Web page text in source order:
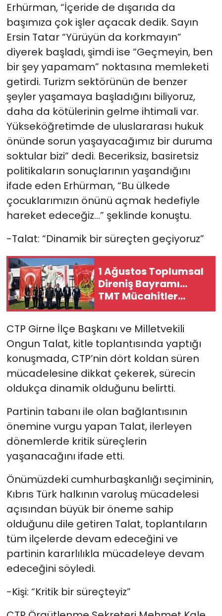
Erhürman, “İçeride de dışarıda da
başımıza çok işler açacak dedik. Sayın
Ersin Tatar “Yürüyün da korkmayın”
diyerek başladı, şimdi ise “Geçmeyin, ben
bir şey yapamam” noktasına memleketi
getirdi. Turizm sektörünün de benzer
şeyler yaşamaya başladığını biliyoruz,
daha da kötülerinin gelme ihtimali var.
Yükseköğretimde de uluslararası hukuk
önünde sorun yaşayacağımız bir duruma
soktular bizi” dedi. Beceriksiz, basiretsiz
politikaların sonuçlarının yaşandığını
ifade eden Erhürman, “Bu ülkede
çocuklarımızın önünü açmak hedefiyle
hareket edeceğiz…” şeklinde konuştu.
-Talat: “Dinamik bir süreçten geçiyoruz”
1 Ağustos Toplumsal
Direniş Bayramı...
TMT Mücahitler
Derneği’nde tören
CTP Girne İlçe Başkanı ve Milletvekili
Ongun Talat, kitle toplantısında yaptığı
konuşmada, CTP’nin dört koldan süren
mücadelesine dikkat çekerek, sürecin
oldukça dinamik olduğunu belirtti.
Partinin tabanı ile olan bağlantısının
önemine vurgu yapan Talat, ilerleyen
dönemlerde kritik süreçlerin
yaşanacağını ifade etti.
Önümüzdeki cumhurbaşkanlığı seçiminin,
Kıbrıs Türk halkının varoluş mücadelesi
açısından büyük bir öneme sahip
olduğunu dile getiren Talat, toplantıların
tüm ilçelerde devam edeceğini ve
partinin kararlılıkla mücadeleye devam
edeceğini söyledi.
-Kişi: “Kritik bir süreçteyiz”